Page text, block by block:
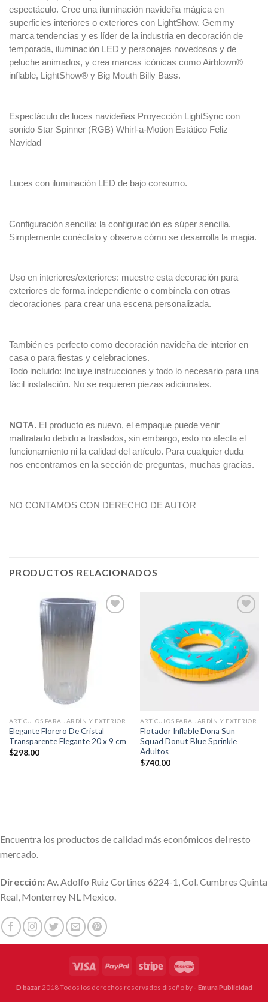
espectáculo. Cree una iluminación navideña mágica en
superficies interiores o exteriores con LightShow. Gemmy
marca tendencias y es líder de la industria en decoración de
temporada, iluminación LED y personajes novedosos y de
peluche animados, y crea marcas icónicas como Airblown®
inflable, LightShow® y Big Mouth Billy Bass.
Espectáculo de luces navideñas Proyección LightSync con
sonido Star Spinner (RGB) Whirl-a-Motion Estático Feliz
Navidad
Luces con iluminación LED de bajo consumo.
Configuración sencilla: la configuración es súper sencilla.
Simplemente conéctalo y observa cómo se desarrolla la magia.
Uso en interiores/exteriores: muestre esta decoración para
exteriores de forma independiente o combínela con otras
decoraciones para crear una escena personalizada.
También es perfecto como decoración navideña de interior en
casa o para fiestas y celebraciones.
Todo incluido: Incluye instrucciones y todo lo necesario para una
fácil instalación. No se requieren piezas adicionales.
NOTA. El producto es nuevo, el empaque puede venir
maltratado debido a traslados, sin embargo, esto no afecta el
funcionamiento ni la calidad del artículo. Para cualquier duda
nos encontramos en la sección de preguntas, muchas gracias.
NO CONTAMOS CON DERECHO DE AUTOR
PRODUCTOS RELACIONADOS
ARTÍCULOS PARA JARDÍN Y EXTERIOR
Elegante Florero De Cristal
Transparente Elegante 20 x 9 cm
$298.00
a la
lista de
deseos
ARTÍCULOS PARA JARDÍN Y EXTERIOR
Flotador Inflable Dona Sun
Squad Donut Blue Sprinkle
Adultos
$740.00
Encuentra los productos de calidad más económicos del resto
mercado.
Dirección:Av. Adolfo Ruiz Cortines 6224-1, Col. Cumbres Quinta
Real, Monterrey NL Mexico.
D bazar 2018 Todos los derechos reservados diseño by - Emura Publicidad